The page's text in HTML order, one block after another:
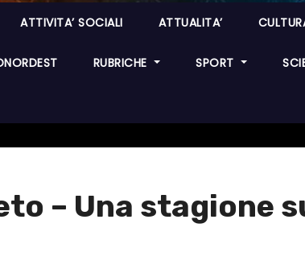
ATTIVITA’ SOCIALI ATTUALITA’
RUBRICHE SPORT
– Una stagione